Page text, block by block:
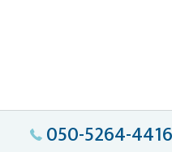
050-5264-4416